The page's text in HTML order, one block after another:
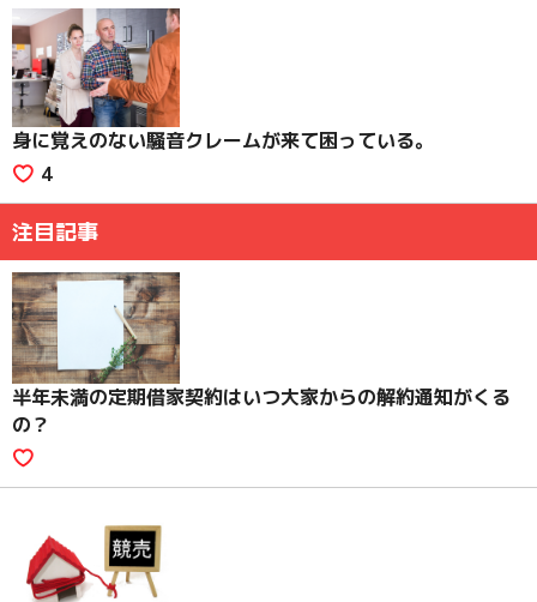
身に覚えのない騒音クレームが来て困っている。
4
注目記事
半年未満の定期借家契約はいつ大家からの解約通知がくる
の？